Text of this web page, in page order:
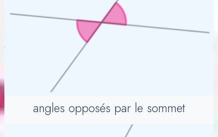
angles opposés par le sommet